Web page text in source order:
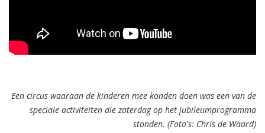
Een circus waaraan de kinderen mee konden doen was een van de
speciale activiteiten die zaterdag op het jubileumprogramma
stonden. (Foto's: Chris de Waard)